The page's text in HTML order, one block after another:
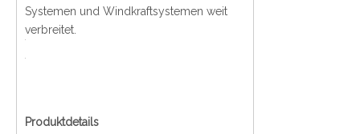
Systemen und Windkraftsystemen weit
verbreitet.
Produktdetails